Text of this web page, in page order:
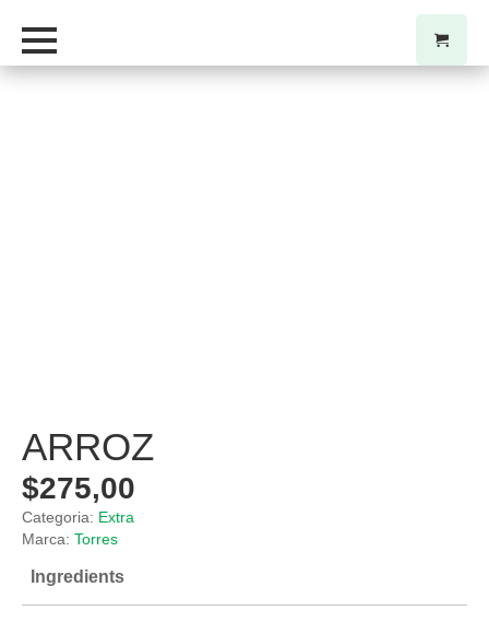
ARROZ
$275,00
Categoria: Extra
Marca: Torres
Ingredients